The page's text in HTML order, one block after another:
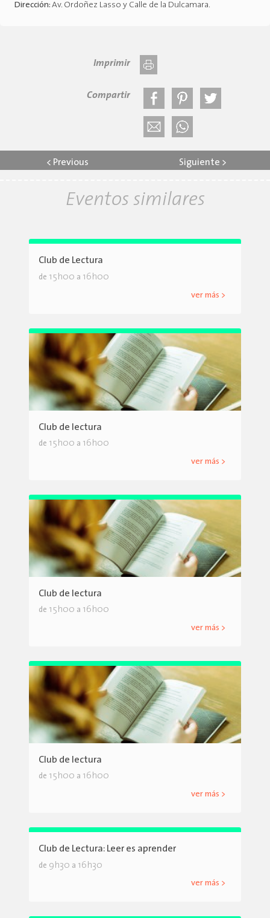
Dirección: Av. Ordoñez Lasso y Calle de la Dulcamara.
Imprimir
Compartir
< Previous Siguiente >
Eventos similares
Club de Lectura
de 15h00 a 16h00
ver más >
Club de lectura
de 15h00 a 16h00
ver más >
Club de lectura
de 15h00 a 16h00
ver más >
Club de lectura
de 15h00 a 16h00
ver más >
Club de Lectura: Leer es aprender
de 9h30 a 16h30
ver más >